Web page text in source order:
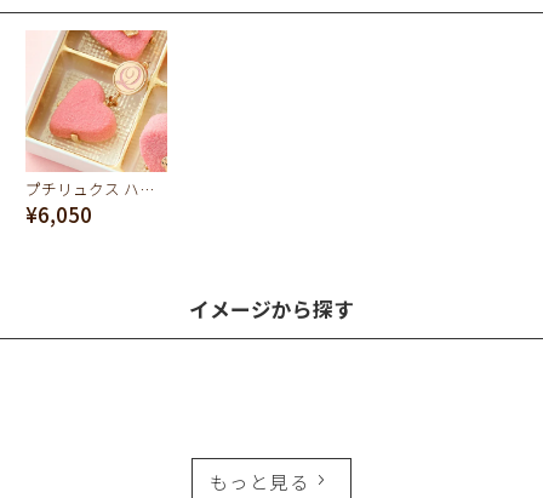
プチリュクス ハート ショコラ ピアス(ピンク)
¥6,050
イメージから探す
もっと見る